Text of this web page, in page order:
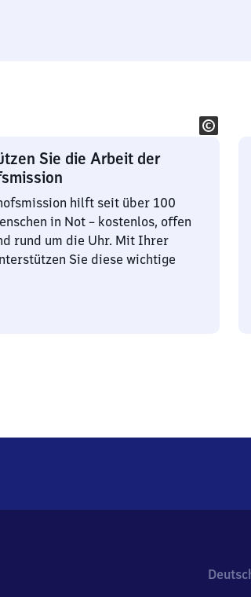
Sie die Arbeit der
hilft seit über 100
in Not – kostenlos, offen
rund um die Uhr. Mit Ihrer
Sie diese wichtige